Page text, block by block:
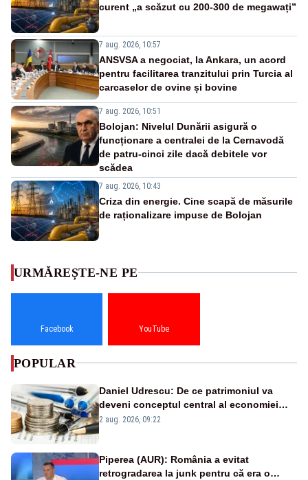
curent „a scăzut cu 200-300 de megawați”
7 aug. 2026, 10:57
ANSVSA a negociat, la Ankara, un acord
pentru facilitarea tranzitului prin Turcia al
carcaselor de ovine și bovine
7 aug. 2026, 10:51
Bolojan: Nivelul Dunării asigură o
funcționare a centralei de la Cernavodă
de patru-cinci zile dacă debitele vor
scădea
7 aug. 2026, 10:43
Criza din energie. Cine scapă de măsurile
de raționalizare impuse de Bolojan
URMĂREȘTE-NE PE
Facebook YouTube
POPULAR
Daniel Udrescu: De ce patrimoniul va
deveni conceptul central al economiei
viitoare?
2 aug. 2026, 09:22
Piperea (AUR): România a evitat
retrogradarea la junk pentru că era o